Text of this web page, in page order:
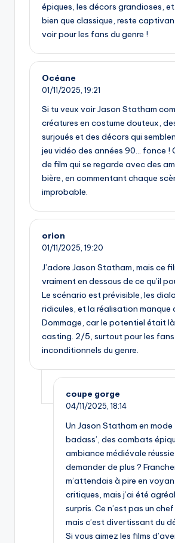
épiques, les décors grandioses, et
bien que classique, reste
voir pour les fans du genre !
Océane
01/11/2025, 19:21
Si tu veux voir Jason Statham
créatures en costume douteux,
surjoués et des décors qui
jeu vidéo des années 90… fonce !
de film qui se regarde avec des
bière, en commentant chaque
improbable.
orion
01/11/2025, 19:20
J’adore Jason Statham, mais ce
vraiment en dessous de ce qu’il
Le scénario est prévisible, les
ridicules, et la réalisation manque
Dommage, car le potentiel était
casting. 2/5, surtout pour les fans
inconditionnels du genre.
coupe gorge
04/11/2025, 18:14
Un Jason Statham en mode
badass’, des combats
ambiance médiévale réussie
demander de plus ?
m’attendais à pire en
critiques, mais j’ai été
surpris. Ce n’est pas un
mais c’est divertissant du
Si vous aimez les films